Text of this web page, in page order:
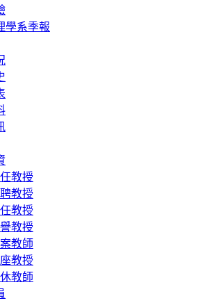
學系季報
教授
教授
教授
教授
教師
教授
教師